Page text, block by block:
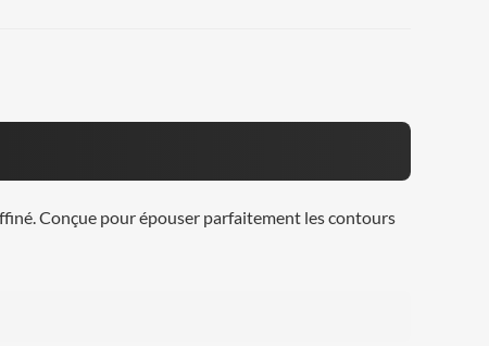
Conçue pour épouser parfaitement les contours